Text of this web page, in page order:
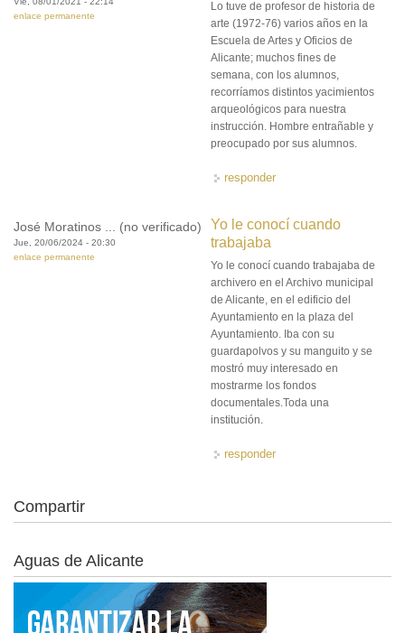
enlace permanente
Lo tuve de profesor de historia de
arte (1972-76) varios años en la
Escuela de Artes y Oficios de
Alicante; muchos fines de
semana, con los alumnos,
recorríamos distintos yacimientos
arqueológicos para nuestra
instrucción. Hombre entrañable y
preocupado por sus alumnos.
responder
José Moratinos ... (no verificado)
Jue, 20/06/2024 - 20:30
enlace permanente
Yo le conocí cuando
trabajaba
Yo le conocí cuando trabajaba de
archivero en el Archivo municipal
de Alicante, en el edificio del
Ayuntamiento en la plaza del
Ayuntamiento. Iba con su
guardapolvos y su manguito y se
mostró muy interesado en
mostrarme los fondos
documentales.Toda una
institución.
responder
Compartir
Aguas de Alicante